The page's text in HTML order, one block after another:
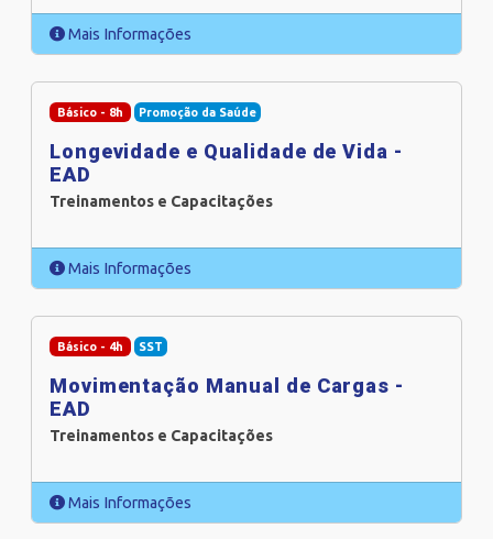
Mais Informações
Básico - 8h Promoção da Saúde
Longevidade e Qualidade de Vida -
EAD
Treinamentos e Capacitações
Mais Informações
Básico - 4h SST
Movimentação Manual de Cargas -
EAD
Treinamentos e Capacitações
Mais Informações